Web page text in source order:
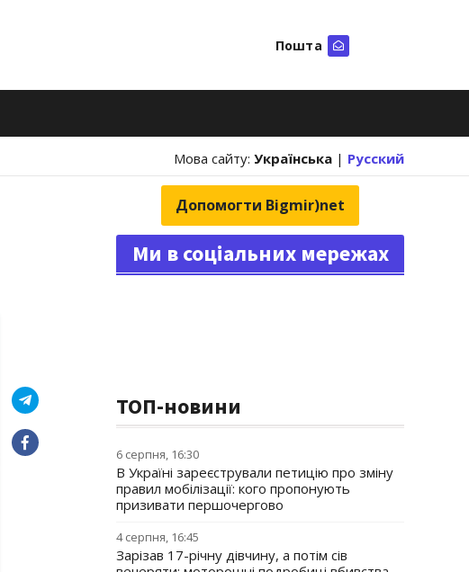
Пошта
Мова сайту: Українська | Русский
Допомогти Bigmir)net
Ми в соціальних мережах
ТОП-новини
6 серпня, 16:30
В Україні зареєстрували петицію про зміну
правил мобілізації: кого пропонують
призивати першочергово
4 серпня, 16:45
Зарізав 17-річну дівчину, а потім сів